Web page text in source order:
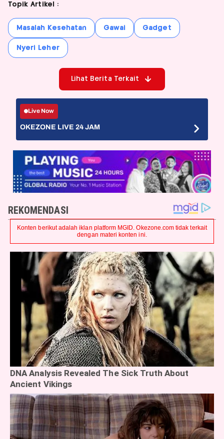
Topik Artikel :
Masalah Kesehatan Gawai Gadget
Nyeri Leher
Lihat Berita Terkait
Live Now
OKEZONE LIVE 24 JAM